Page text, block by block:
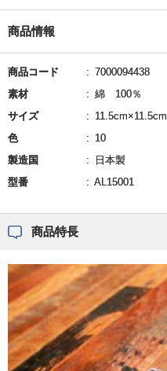
商品情報
商品コード
7000094438
素材
綿 100％
サイズ
11.5cm×11.5cm
色
10
製造国
日本製
型番
AL15001
商品特長